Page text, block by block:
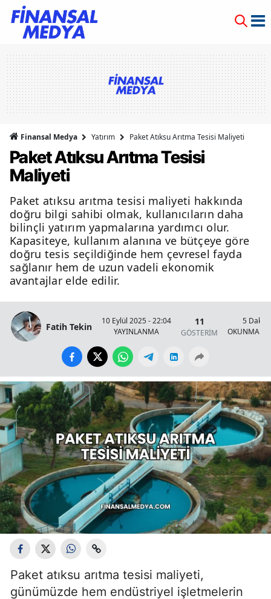
Finansal Medya Yatırım Paket Atıksu Arıtma Tesisi Maliyeti
Paket Atıksu Arıtma Tesisi
Maliyeti
Paket atıksu arıtma tesisi maliyeti hakkında
doğru bilgi sahibi olmak, kullanıcıların daha
bilinçli yatırım yapmalarına yardımcı olur.
Kapasiteye, kullanım alanına ve bütçeye göre
doğru tesis seçildiğinde hem çevresel fayda
sağlanır hem de uzun vadeli ekonomik
avantajlar elde edilir.
Fatih Tekin
10 Eylül 2025 - 22:04
YAYINLANMA
11
GÖSTERİM
5 Dakika
OKUNMA
Paket atıksu arıtma tesisi maliyeti,
günümüzde hem endüstriyel işletmelerin